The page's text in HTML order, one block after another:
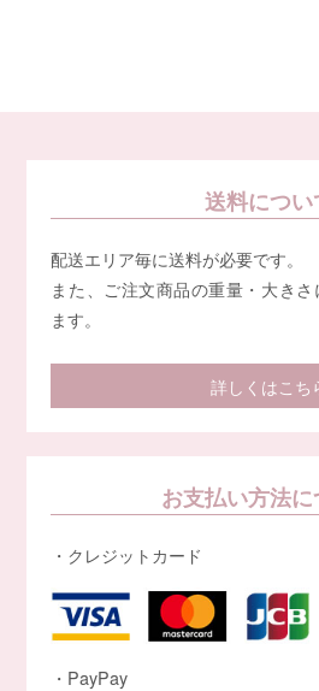
送料につい
配送エリア毎に送料が必要です。
また、ご注文商品の重量・大き
ます。
詳しくはこち
お支払い方法
・クレジットカード
・PayPay